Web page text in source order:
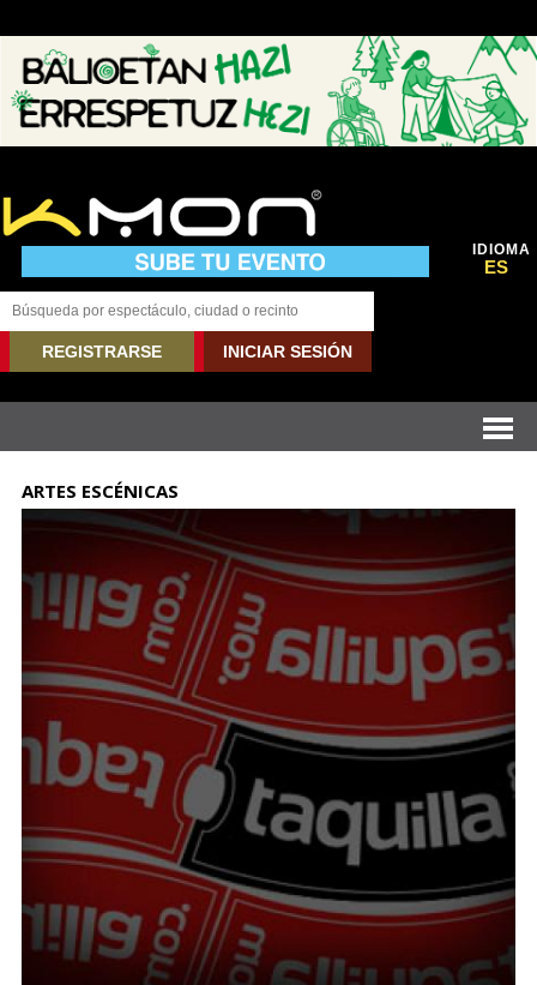
IDIOMA
ES
REGISTRARSE INICIAR SESIÓN
ARTES ESCÉNICAS